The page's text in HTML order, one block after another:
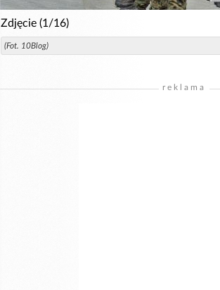
Zdjęcie (1/16)
(Fot. 10Blog)
reklama